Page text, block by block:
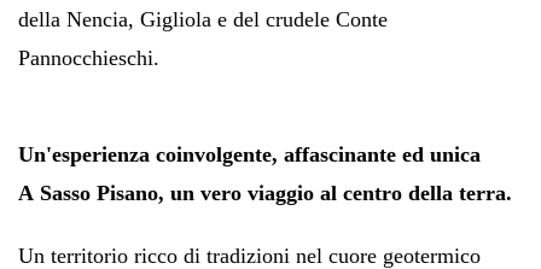
della Nencia, Gigliola e del crudele Conte
Pannocchieschi.
Un'esperienza coinvolgente, affascinante ed unica
A Sasso Pisano, un vero viaggio al centro della terra.
Un territorio ricco di tradizioni nel cuore geotermico